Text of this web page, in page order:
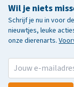
Wil je niets
Schrijf je nu in voor
nieuwtjes, leuke
onze dierenarts.